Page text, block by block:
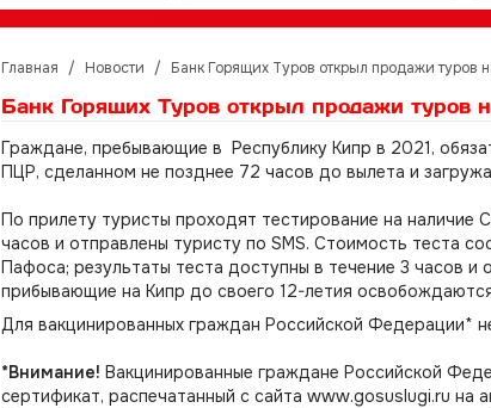
Главная / Новости / Банк Горящих Туров открыл продажи туров
Банк Горящих Туров открыл продажи туров
Граждане, пребывающие в Республику Кипр в 2021,
ПЦР, сделанном не позднее 72 часов до вылета и
По прилету туристы проходят тестирование на наличие
часов и отправлены туристу по SMS. Стоимость теста
Пафоса; результаты теста доступны в течение 3 часов
прибывающие на Кипр до своего 12-летия
Для вакцинированных граждан Российской Федерации*
*Внимание! Вакцинированные граждане Российской
сертификат, распечатанный с сайта www.gosuslugi.ru на